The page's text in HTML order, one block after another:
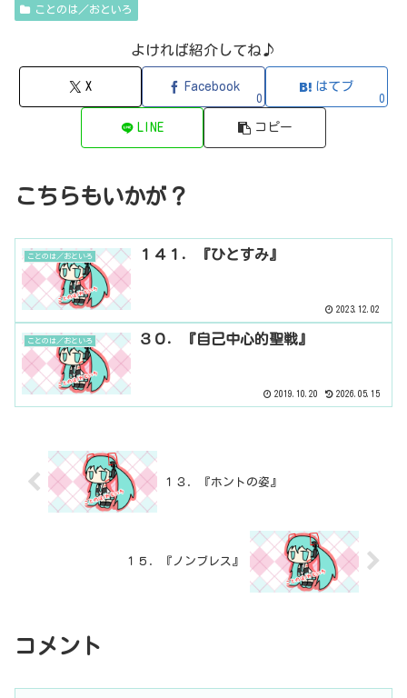
ことのは／おといろ
よければ紹介してね♪
X Facebook
0
はてブ
0
LINE コピー
こちらもいかが？
ことのは／おといろ １４１．『ひとすみ』
2023.12.02
ことのは／おといろ ３０．『自己中心的聖戦』
2019.10.20 2026.05.15
１３．『ホントの姿』
１５．『ノンブレス』
コメント